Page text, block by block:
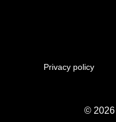
Privacy policy
© 2026